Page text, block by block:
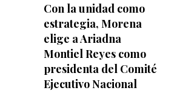
Con la unidad como
estrategia, Morena
elige a Ariadna
Montiel Reyes como
presidenta del Comité
Ejecutivo Nacional